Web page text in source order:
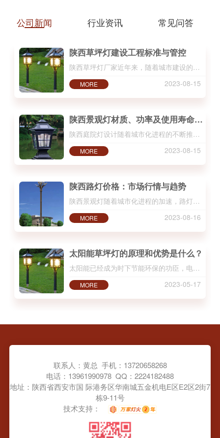
及LED应用，产品设计、研发、生
生产太阳能路灯、LED路灯、高杆
灯、仿古路灯、庭院灯、… ...
公司新闻 行业资讯 常见问答
陕西草坪灯建设工程标准与管控
陕西草坪灯厂家近年来，随着城市建设的不断发… ...
MORE 2023-08-15
陕西景观灯材质、功率及使用寿命对比
陕西庭院灯设计随着城市化进程的不断推进，路… ...
MORE 2023-08-15
陕西路灯价格：市场行情与趋势
陕西景观灯随着城市化进程的加速，路灯在城市… ...
MORE 2023-08-16
太阳能草坪灯的原理和优势是什么？
太阳能已经成为时下节能环保的功臣，电用热水… ...
MORE 2023-05-17
联系人：黄总 手机：13720658268
电话：13961990978 QQ：2224182488
地址：陕西省西安市国 际港务区华南城五金机电E区E2区2街7
栋9-11号
技术支持：